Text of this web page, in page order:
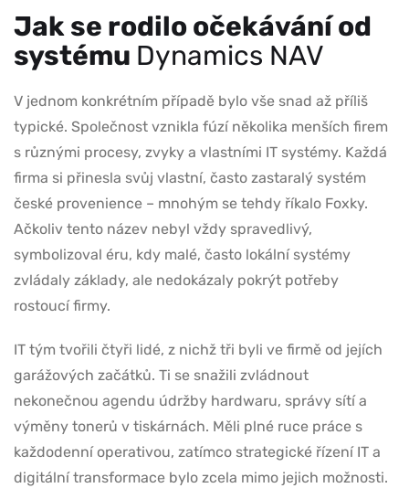
Jak se rodilo očekávání od
systému Dynamics NAV
V jednom konkrétním případě bylo vše snad až příliš
typické. Společnost vznikla fúzí několika menších firem
s různými procesy, zvyky a vlastními IT systémy. Každá
firma si přinesla svůj vlastní, často zastaralý systém
české provenience – mnohým se tehdy říkalo Foxky.
Ačkoliv tento název nebyl vždy spravedlivý,
symbolizoval éru, kdy malé, často lokální systémy
zvládaly základy, ale nedokázaly pokrýt potřeby
rostoucí firmy.
IT tým tvořili čtyři lidé, z nichž tři byli ve firmě od jejích
garážových začátků. Ti se snažili zvládnout
nekonečnou agendu údržby hardwaru, správy sítí a
výměny tonerů v tiskárnách. Měli plné ruce práce s
každodenní operativou, zatímco strategické řízení IT a
digitální transformace bylo zcela mimo jejich možnosti.